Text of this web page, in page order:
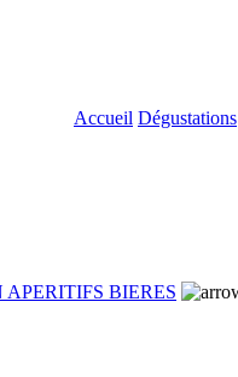
Accueil Dégustations
APERITIFS BIERES